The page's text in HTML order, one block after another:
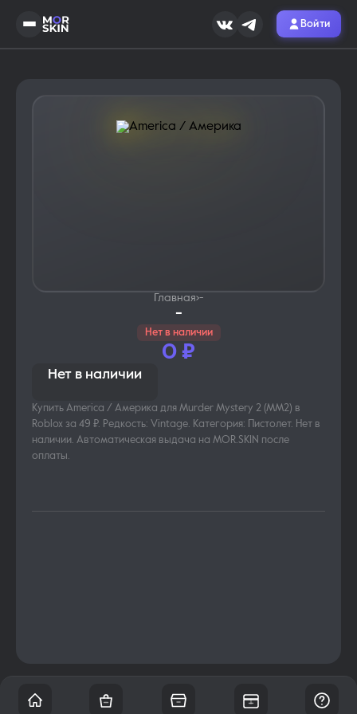
Войти
Главная›-
-
Нет в наличии
0 ₽
Нет в наличии
Купить America / Америка для Murder Mystery 2 (MM2) в
Roblox за 49 ₽. Редкость: Vintage. Категория: Пистолет. Нет в
наличии. Автоматическая выдача на MOR.SKIN после
оплаты.